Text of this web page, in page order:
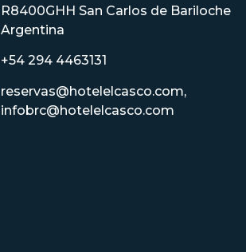
R8400GHH San Carlos de Bariloche
Argentina
+54 294 4463131
reservas@hotelelcasco.com,
infobrc@hotelelcasco.com